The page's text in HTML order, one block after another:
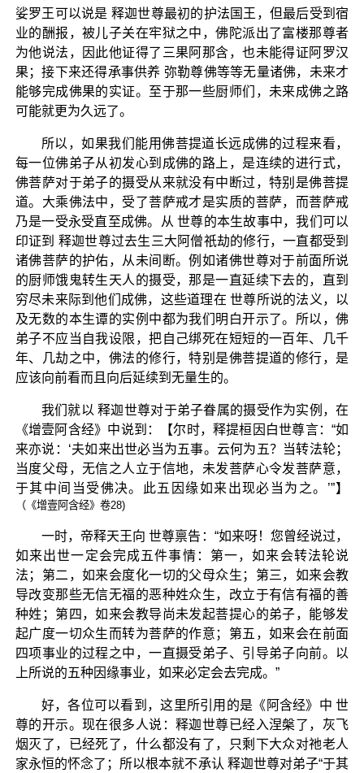
娑罗王可以说是 释迦世尊最初的护法国王，但最后受到宿
业的酬报，被儿子关在牢狱之中，佛陀派出了富楼那尊者
为他说法，因此他证得了三果阿那含，也未能得证阿罗汉
果；接下来还得承事供养 弥勒尊佛等等无量诸佛，未来才
能够完成佛果的实证。至于那一些厨师们，未来成佛之路
可能就更为久远了。
所以，如果我们能用佛菩提道长远成佛的过程来看，
每一位佛弟子从初发心到成佛的路上，是连续的进行式，
佛菩萨对于弟子的摄受从来就没有中断过，特别是佛菩提
道。大乘佛法中，受了菩萨戒才是实质的菩萨，而菩萨戒
乃是一受永受直至成佛。从 世尊的本生故事中，我们可以
印证到 释迦世尊过去生三大阿僧祇劫的修行，一直都受到
诸佛菩萨的护佑，从未间断。例如诸佛世尊对于前面所说
的厨师饿鬼转生天人的摄受，那是一直延续下去的，直到
穷尽未来际到他们成佛，这些道理在 世尊所说的法义，以
及无数的本生谭的实例中都为我们明白开示了。所以，佛
弟子不应当自我设限，把自己绑死在短短的一百年、几千
年、几劫之中，佛法的修行，特别是佛菩提道的修行，是
应该向前看而且向后延续到无量生的。
我们就以 释迦世尊对于弟子眷属的摄受作为实例，在
《增壹阿含经》中说到：【尔时，释提桓因白世尊言：“如
来亦说：‘夫如来出世必当为五事。云何为五？当转法轮；
当度父母，无信之人立于信地，未发菩萨心令发菩萨意，
于其中间当受佛决。此五因缘如来出现必当为之。’”】
（《增壹阿含经》卷28)
一时，帝释天王向 世尊禀告：“如来呀！您曾经说过，
如来出世一定会完成五件事情：第一，如来会转法轮说
法；第二，如来会度化一切的父母众生；第三，如来会教
导改变那些无信无福的恶种姓众生，改立于有信有福的善
种姓；第四，如来会教导尚未发起菩提心的弟子，能够发
起广度一切众生而转为菩萨的作意；第五，如来会在前面
四项事业的过程之中，一直摄受弟子、引导弟子向前。以
上所说的五种因缘事业，如来必定会去完成。”
好，各位可以看到，这里所引用的是《阿含经》中 世
尊的开示。现在很多人说：释迦世尊已经入涅槃了，灰飞
烟灭了，已经死了，什么都没有了，只剩下大众对祂老人
家永恒的怀念了；所以根本就不承认 释迦世尊对弟子“于其